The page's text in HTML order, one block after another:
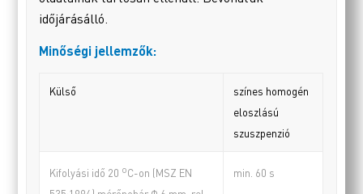
időjárásálló.
Minőségi jellemzők:
Külső
színes homogén
eloszlású
szuszpenzió
Kifolyási idő 20 oC-on (MSZ EN
min. 60 s